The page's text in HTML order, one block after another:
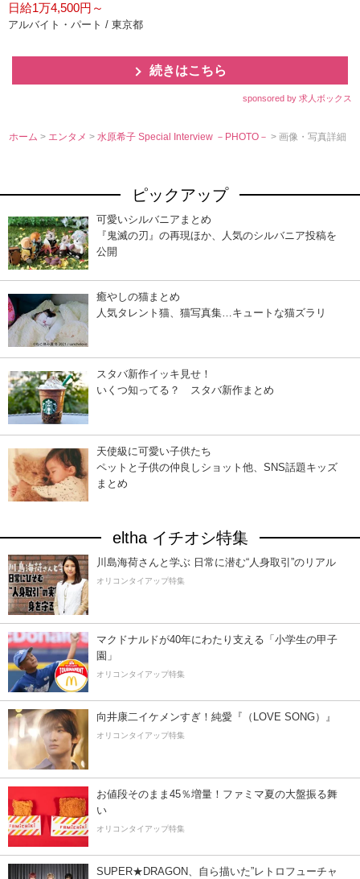
日給1万4,500円～
アルバイト・パート / 東京都
続きはこちら
sponsored by 求人ボックス
ホーム > エンタメ>水原希子 Special Interview －PHOTO－> 画像・写真詳細
ピックアップ
可愛いシルバニアまとめ
『鬼滅の刃』の再現ほか、人気のシルバニア投稿を
公開
癒やしの猫まとめ
人気タレント猫、猫写真集…キュートな猫ズラリ
スタバ新作イッキ見せ！
いくつ知ってる？ スタバ新作まとめ
天使級に可愛い子供たち
ペットと子供の仲良しショット他、SNS話題キッズ
まとめ
eltha イチオシ特集
川島海荷さんと学ぶ 日常に潜む“人身取引”のリアル
オリコンタイアップ特集
マクドナルドが40年にわたり支える「小学生の甲子
園」
オリコンタイアップ特集
向井康二イケメンすぎ！純愛『（LOVE SONG）』
オリコンタイアップ特集
お値段そのまま45％増量！ファミマ夏の大盤振る舞
い
オリコンタイアップ特集
SUPER★DRAGON、自ら描いた”レトロフューチャ